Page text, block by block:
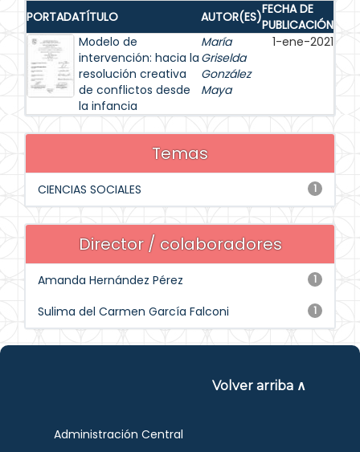
PORTADATÍTULO AUTOR(ES)FECHA DE
PUBLICACIÓN
Modelo de
intervención: hacia la
resolución creativa
de conflictos desde
la infancia
María
Griselda
González
Maya
1-ene-2021
Temas
1
CIENCIAS SOCIALES
Director / colaboradores
1
Amanda Hernández Pérez
1
Sulima del Carmen García Falconi
Volver arriba ∧
Administración Central